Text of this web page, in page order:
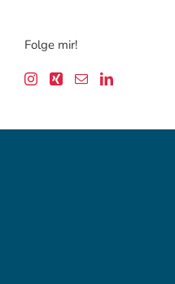
Folge mir!